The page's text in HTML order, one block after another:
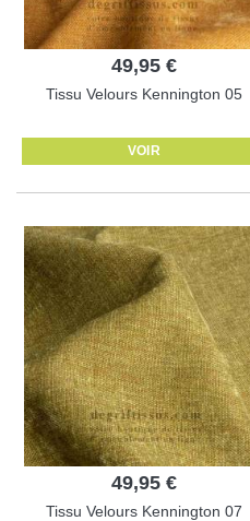
49,95 €
Tissu Velours Kennington 05
VOIR
49,95 €
Tissu Velours Kennington 07